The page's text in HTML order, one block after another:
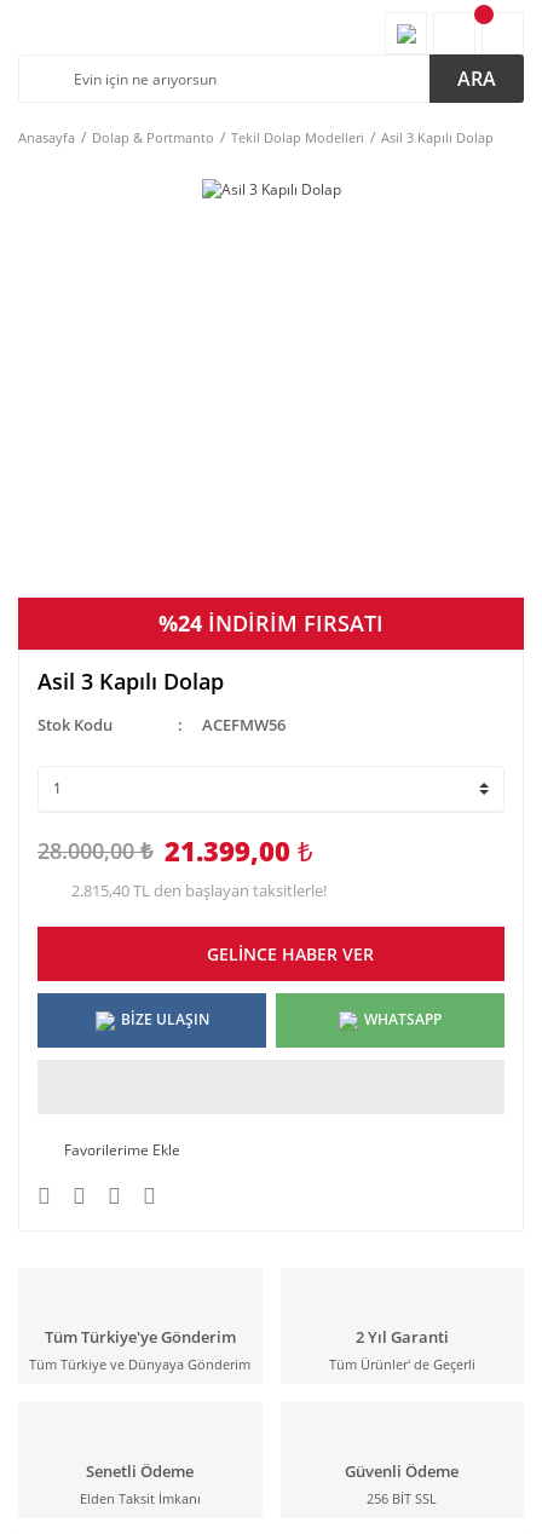
ARA
Anasayfa Dolap & Portmanto Tekil Dolap Modelleri Asil 3 Kapılı Dolap
%24 İNDİRİM FIRSATI
Asil 3 Kapılı Dolap
Stok Kodu ACEFMW56
28.000,00 ₺ 21.399,00 ₺
2.815,40 TL den başlayan taksitlerle!
GELİNCE HABER VER
BİZE ULAŞIN WHATSAPP
Tüm Türkiye'ye Gönderim
Tüm Türkiye ve Dünyaya Gönderim
2 Yıl Garanti
Tüm Ürünler' de Geçerli
Senetli Ödeme
Elden Taksit İmkanı
Güvenli Ödeme
256 BİT SSL